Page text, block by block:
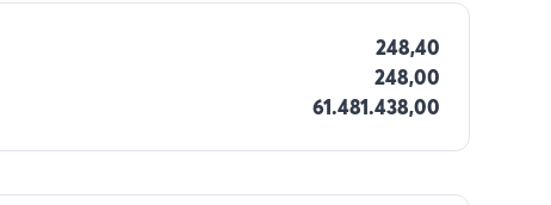
248,40
248,00
61.481.438,00